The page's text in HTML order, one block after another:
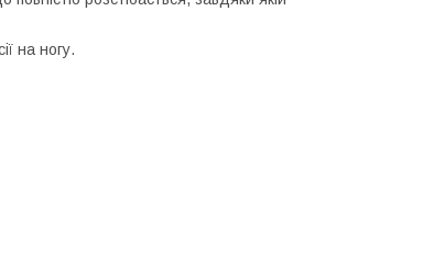
на ногу.